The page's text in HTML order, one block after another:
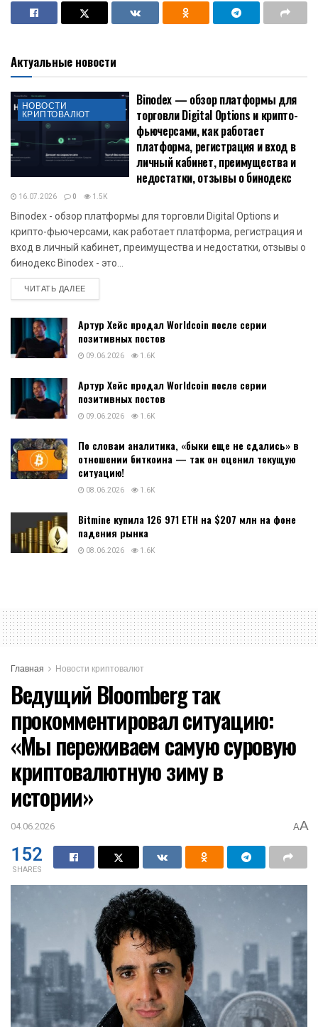
Актуальные новости
НОВОСТИ
КРИПТОВАЛЮТ
Binodex — обзор платформы для
торговли Digital Options и крипто-
фьючерсами, как работает
платформа, регистрация и вход в
личный кабинет, преимущества и
недостатки, отзывы о бинодекс
16.07.2026 0 1.5K
Binodex - обзор платформы для торговли Digital Options и
крипто-фьючерсами, как работает платформа, регистрация и
вход в личный кабинет, преимущества и недостатки, отзывы о
бинодекс Binodex - это...
ЧИТАТЬ ДАЛЕЕDETAILS
Артур Хейс продал Worldcoin после серии
позитивных постов
09.06.2026 1.6K
Артур Хейс продал Worldcoin после серии
позитивных постов
09.06.2026 1.6K
По словам аналитика, «быки еще не сдались» в
отношении биткоина — так он оценил текущую
ситуацию!
08.06.2026 1.6K
Bitmine купила 126 971 ETH на $207 млн на фоне
падения рынка
08.06.2026 1.6K
Главная Новости криптовалют
Ведущий Bloomberg так
прокомментировал ситуацию:
«Мы переживаем самую суровую
криптовалютную зиму в
истории»
04.06.2026 AA
152
SHARES